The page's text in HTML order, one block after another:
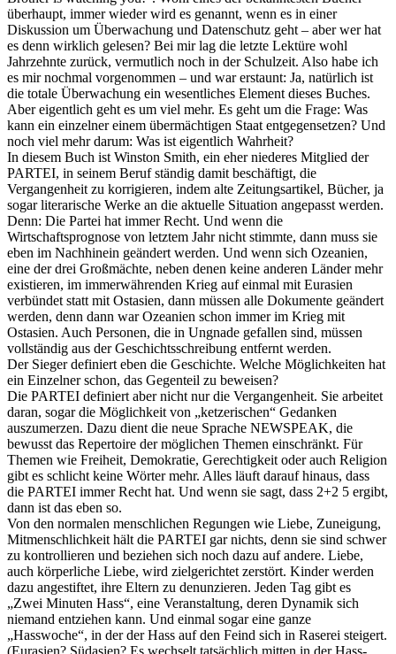
überhaupt, immer wieder wird es genannt, wenn es in einer
Diskussion um Überwachung und Datenschutz geht – aber wer hat
es denn wirklich gelesen? Bei mir lag die letzte Lektüre wohl
Jahrzehnte zurück, vermutlich noch in der Schulzeit. Also habe ich
es mir nochmal vorgenommen – und war erstaunt: Ja, natürlich ist
die totale Überwachung ein wesentliches Element dieses Buches.
Aber eigentlich geht es um viel mehr. Es geht um die Frage: Was
kann ein einzelner einem übermächtigen Staat entgegensetzen? Und
noch viel mehr darum: Was ist eigentlich Wahrheit?
In diesem Buch ist Winston Smith, ein eher niederes Mitglied der
PARTEI, in seinem Beruf ständig damit beschäftigt, die
Vergangenheit zu korrigieren, indem alte Zeitungsartikel, Bücher, ja
sogar literarische Werke an die aktuelle Situation angepasst werden.
Denn: Die Partei hat immer Recht. Und wenn die
Wirtschaftsprognose von letztem Jahr nicht stimmte, dann muss sie
eben im Nachhinein geändert werden. Und wenn sich Ozeanien,
eine der drei Großmächte, neben denen keine anderen Länder mehr
existieren, im immerwährenden Krieg auf einmal mit Eurasien
verbündet statt mit Ostasien, dann müssen alle Dokumente geändert
werden, denn dann war Ozeanien schon immer im Krieg mit
Ostasien. Auch Personen, die in Ungnade gefallen sind, müssen
vollständig aus der Geschichtsschreibung entfernt werden.
Der Sieger definiert eben die Geschichte. Welche Möglichkeiten hat
ein Einzelner schon, das Gegenteil zu beweisen?
Die PARTEI definiert aber nicht nur die Vergangenheit. Sie arbeitet
daran, sogar die Möglichkeit von „ketzerischen“ Gedanken
auszumerzen. Dazu dient die neue Sprache NEWSPEAK, die
bewusst das Repertoire der möglichen Themen einschränkt. Für
Themen wie Freiheit, Demokratie, Gerechtigkeit oder auch Religion
gibt es schlicht keine Wörter mehr. Alles läuft darauf hinaus, dass
die PARTEI immer Recht hat. Und wenn sie sagt, dass 2+2 5 ergibt,
dann ist das eben so.
Von den normalen menschlichen Regungen wie Liebe, Zuneigung,
Mitmenschlichkeit hält die PARTEI gar nichts, denn sie sind schwer
zu kontrollieren und beziehen sich noch dazu auf andere. Liebe,
auch körperliche Liebe, wird zielgerichtet zerstört. Kinder werden
dazu angestiftet, ihre Eltern zu denunzieren. Jeden Tag gibt es
„Zwei Minuten Hass“, eine Veranstaltung, deren Dynamik sich
niemand entziehen kann. Und einmal sogar eine ganze
„Hasswoche“, in der der Hass auf den Feind sich in Raserei steigert.
(Eurasien? Südasien? Es wechselt tatsächlich mitten in der Hass-